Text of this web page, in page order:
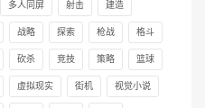
多人同屏 射击 建造
战略 探索 枪战 格斗
砍杀 竞技 策略 篮球
虚拟现实 街机 视觉小说